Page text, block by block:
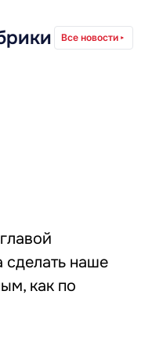
Все новости
сделать наше
как по